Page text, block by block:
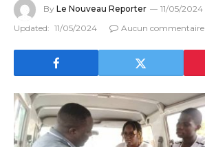
By Le Nouveau Reporter
11/05/2024
Updated: 11/05/2024 Aucun commentaire